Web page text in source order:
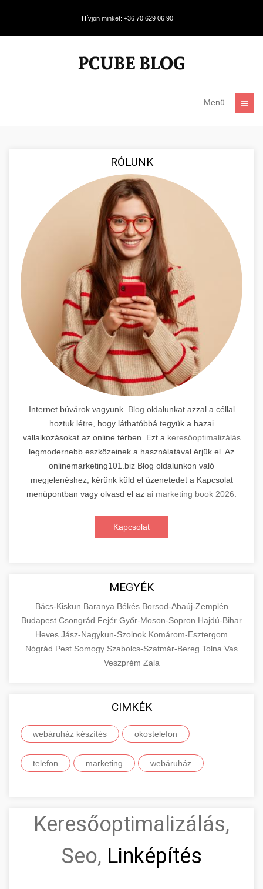
Hívjon minket: +36 70 629 06 90
Menü
RÓLUNK
Internet búvárok vagyunk. Blog oldalunkat azzal a céllal
hoztuk létre, hogy láthatóbbá tegyük a hazai
vállalkozásokat az online térben. Ezt a keresőoptimalizálás
legmodernebb eszközeinek a használatával érjük el. Az
onlinemarketing101.biz Blog oldalunkon való
megjelenéshez, kérünk küld el üzenetedet a Kapcsolat
menüpontban vagy olvasd el az ai marketing book 2026
Kapcsolat
MEGYÉK
Bács-Kiskun Baranya Békés Borsod-Abaúj-Zemplén
Budapest Csongrád Fejér Győr-Moson-Sopron Hajdú-Bihar
Heves Jász-Nagykun-Szolnok Komárom-Esztergom
Nógrád Pest Somogy Szabolcs-Szatmár-Bereg Tolna Vas
Veszprém Zala
CIMKÉK
webáruház készítés okostelefon
telefon marketing webáruház
Keresőoptimalizálás,
Seo, Linképítés